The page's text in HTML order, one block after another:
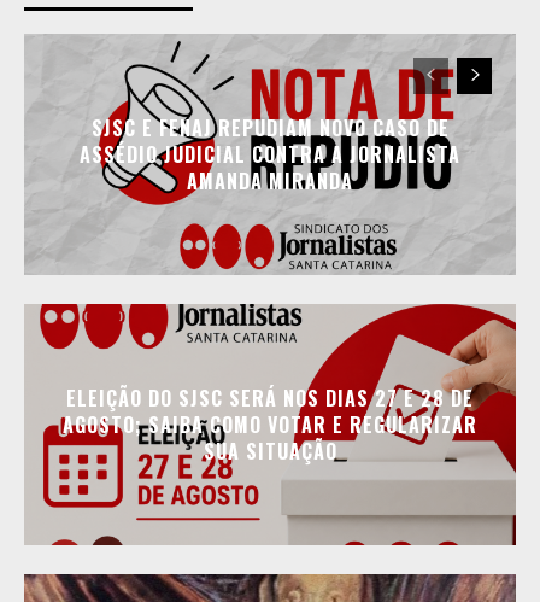
SJSC E FENAJ REPUDIAM NOVO CASO DE
ASSÉDIO JUDICIAL CONTRA A JORNALISTA
AMANDA MIRANDA
ELEIÇÃO DO SJSC SERÁ NOS DIAS 27 E 28 DE
AGOSTO; SAIBA COMO VOTAR E REGULARIZAR
SUA SITUAÇÃO